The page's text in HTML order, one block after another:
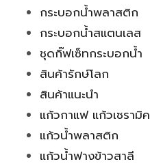
กระบอกน้ำพลาสติก
กระบอกน้ำสแตนเลส
ชุดกิ๊ฟเซ็ทกระบอกน้ำ
สินค้ารักษ์โลก
สินค้าแนะนำ
แก้วกาแฟ แก้วเซรามิค
แก้วน้ำพลาสติก
แก้วน้ำฟางข้าวสาลี